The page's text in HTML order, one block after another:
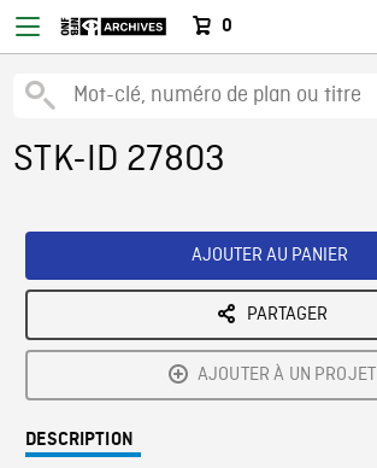
0
STK-ID 27803
AJOUTER AU PANIER
PARTAGER
AJOUTER À UN PROJET
DESCRIPTION